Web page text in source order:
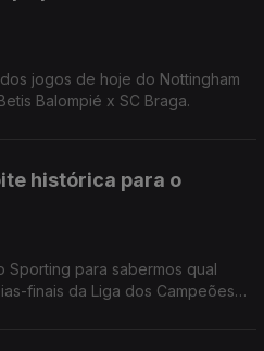
jogos de hoje do Nottingham
Balompié x SC Braga.
histórica para o
Sporting para sabermos qual
finais da Liga dos Campeões.